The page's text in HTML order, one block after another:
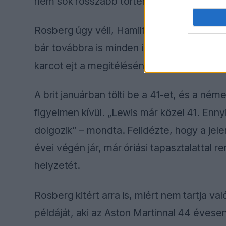
Rosberg úgy véli, Hamilton belül még
bár továbbra is minden idők legjobbjai
karcot ejt a megítélésén”. Hozzátette,
A brit januárban tölti be a 41-et, és a
figyelmen kívül. „Lewis már közel 41.
dolgozik” – mondta. Felidézte, hogy a
évei végén jár, már óriási tapasztalattal
helyzetét.
Rosberg kitért arra is, miért nem tartja
példáját, aki az Aston Martinnal 44